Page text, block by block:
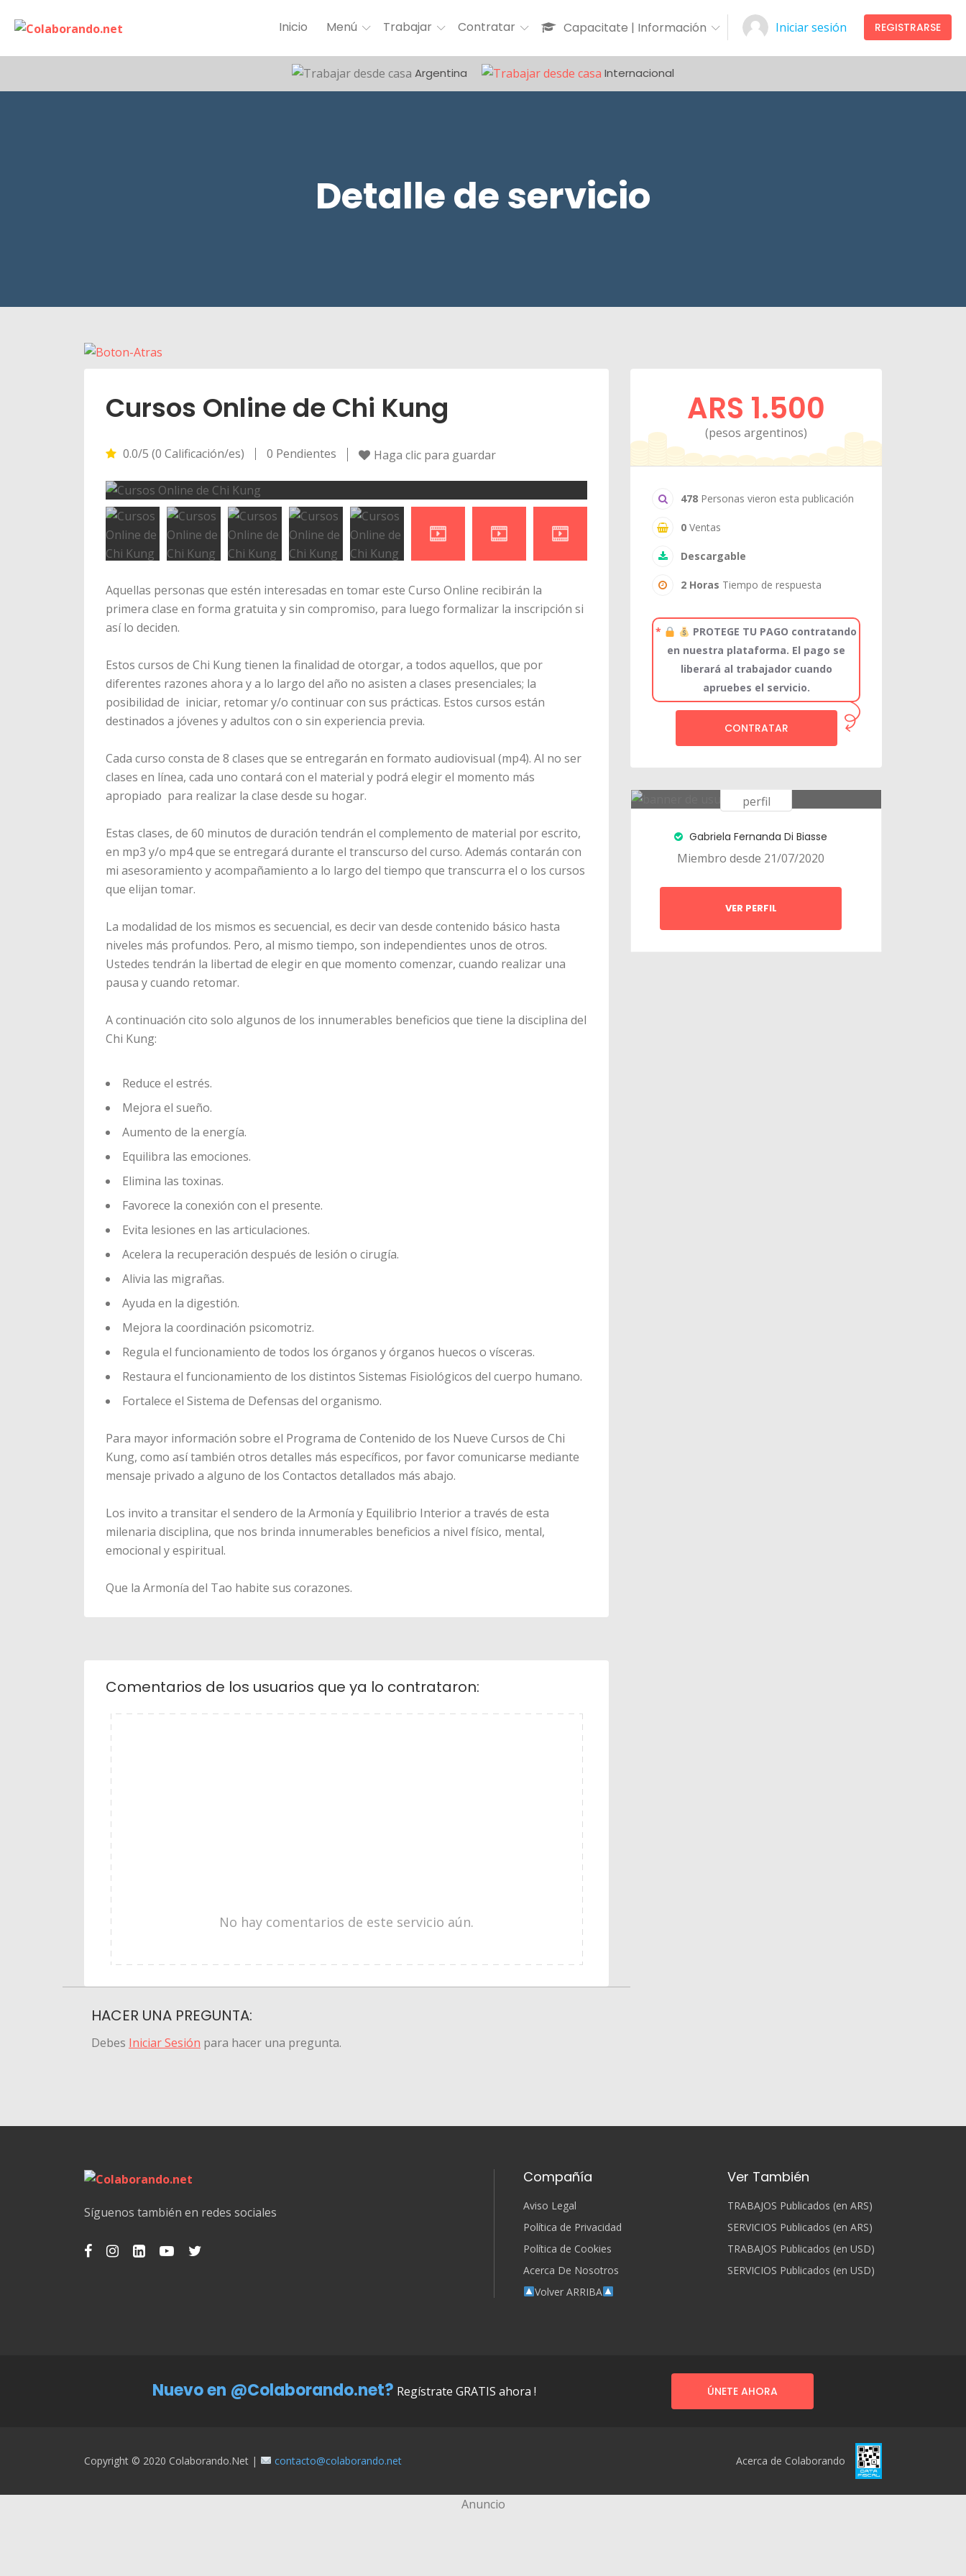
Inicio Menú Trabajar Contratar Capacitate | Información Iniciar sesión REGISTRARSE
Argentina Internacional
Detalle de servicio
Cursos Online de Chi Kung
0.0/5 (0 Calificación/es) 0 Pendientes Haga clic para guardar
Aquellas personas que estén interesadas en tomar este Curso Online recibirán la
primera clase en forma gratuita y sin compromiso, para luego formalizar la inscripción si
así lo deciden.
Estos cursos de Chi Kung tienen la finalidad de otorgar, a todos aquellos, que por
diferentes razones ahora y a lo largo del año no asisten a clases presenciales; la
posibilidad de iniciar, retomar y/o continuar con sus prácticas. Estos cursos están
destinados a jóvenes y adultos con o sin experiencia previa.
Cada curso consta de 8 clases que se entregarán en formato audiovisual (mp4). Al no ser
clases en línea, cada uno contará con el material y podrá elegir el momento más
apropiado para realizar la clase desde su hogar.
Estas clases, de 60 minutos de duración tendrán el complemento de material por escrito,
en mp3 y/o mp4 que se entregará durante el transcurso del curso. Además contarán con
mi asesoramiento y acompañamiento a lo largo del tiempo que transcurra el o los cursos
que elijan tomar.
La modalidad de los mismos es secuencial, es decir van desde contenido básico hasta
niveles más profundos. Pero, al mismo tiempo, son independientes unos de otros.
Ustedes tendrán la libertad de elegir en que momento comenzar, cuando realizar una
pausa y cuando retomar.
A continuación cito solo algunos de los innumerables beneficios que tiene la disciplina del
Chi Kung:
Reduce el estrés.
Mejora el sueño.
Aumento de la energía.
Equilibra las emociones.
Elimina las toxinas.
Favorece la conexión con el presente.
Evita lesiones en las articulaciones.
Acelera la recuperación después de lesión o cirugía.
Alivia las migrañas.
Ayuda en la digestión.
Mejora la coordinación psicomotriz.
Regula el funcionamiento de todos los órganos y órganos huecos o vísceras.
Restaura el funcionamiento de los distintos Sistemas Fisiológicos del cuerpo humano.
Fortalece el Sistema de Defensas del organismo.
Para mayor información sobre el Programa de Contenido de los Nueve Cursos de Chi
Kung, como así también otros detalles más específicos, por favor comunicarse mediante
mensaje privado a alguno de los Contactos detallados más abajo.
Los invito a transitar el sendero de la Armonía y Equilibrio Interior a través de esta
milenaria disciplina, que nos brinda innumerables beneficios a nivel físico, mental,
emocional y espiritual.
Que la Armonía del Tao habite sus corazones.
Comentarios de los usuarios que ya lo contrataron:
No hay comentarios de este servicio aún.
HACER UNA PREGUNTA:
Debes Iniciar Sesión para hacer una pregunta.
ARS 1.500
(pesos argentinos)
478 Personas vieron esta publicación
0 Ventas
Descargable
2 Horas Tiempo de respuesta
*
PROTEGE TU PAGO contratando
en nuestra plataforma. El pago se
liberará al trabajador cuando
apruebes el servicio.
CONTRATAR
Gabriela Fernanda Di Biasse
Miembro desde 21/07/2020
VER PERFIL
Síguenos también en redes sociales
Compañía
Aviso Legal
Política de Privacidad
Política de Cookies
Acerca De Nosotros
Volver ARRIBA
Ver También
TRABAJOS Publicados (en ARS)
SERVICIOS Publicados (en ARS)
TRABAJOS Publicados (en USD)
SERVICIOS Publicados (en USD)
Nuevo en @Colaborando.net? Regístrate GRATIS ahora ! ÚNETE AHORA
Copyright © 2020 Colaborando.net | contacto@colaborando.net Acerca de Colaborando
Anuncio